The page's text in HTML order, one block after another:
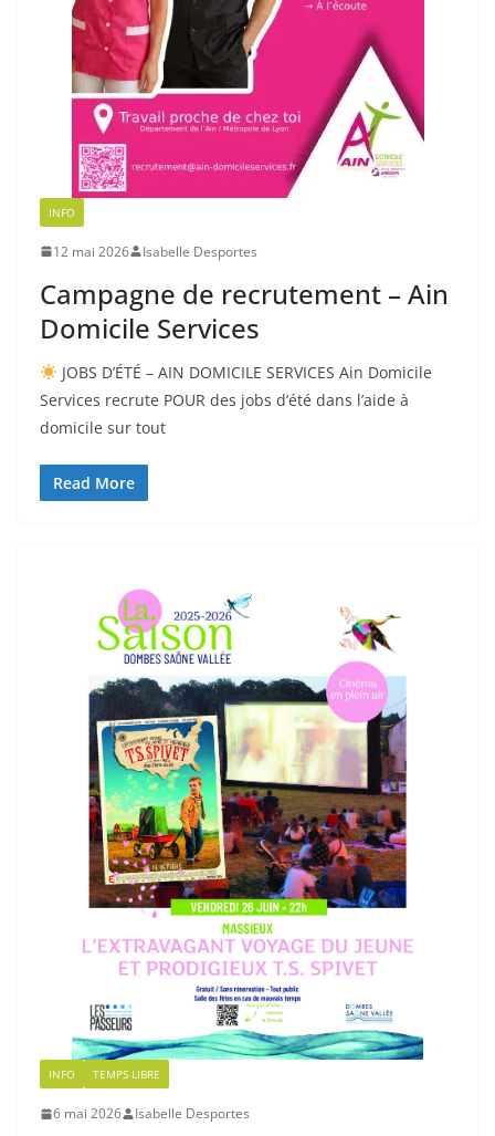
INFO
12 mai 2026 Isabelle Desportes
Campagne de recrutement – Ain
Domicile Services
JOBS D’ÉTÉ – AIN DOMICILE SERVICES Ain Domicile
Services recrute POUR des jobs d’été dans l’aide à
domicile sur tout
Read More
INFO TEMPS LIBRE
6 mai 2026 Isabelle Desportes